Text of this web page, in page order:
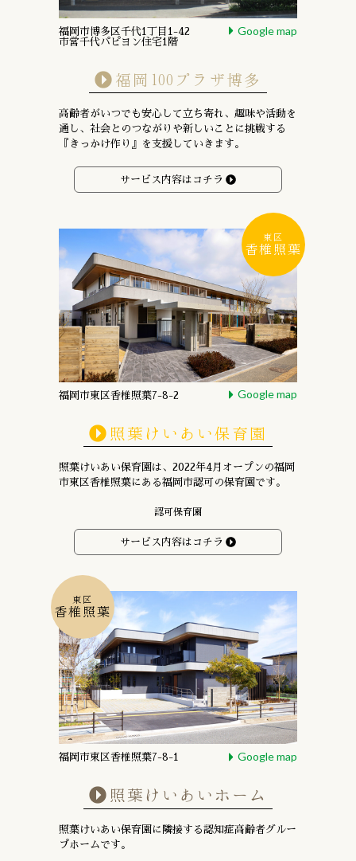
福岡市博多区千代1丁目1-42
市営千代パピヨン住宅1階
Google map
福岡100プラザ博多
高齢者がいつでも安心して立ち寄れ、趣味や活動を
通し、 社会とのつながりや新しいことに挑戦する
『きっかけ作り』を支援していきます。
サービス内容はコチラ
福岡市東区香椎照葉7-8-2 Google map
東区
香椎照葉
照葉けいあい保育園
照葉けいあい保育園は、 2022年4月オープンの福岡
市東区香椎照葉にある福岡市認可の保育園です。
認可保育園
サービス内容はコチラ
福岡市東区香椎照葉7-8-1 Google map
東区
香椎照葉
照葉けいあいホーム
照葉けいあい保育園に隣接する認知症高齢者グルー
プホームです。